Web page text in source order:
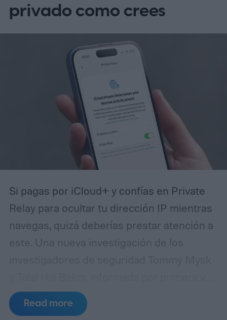
privado como crees
Si pagas por iCloud+ y confías en Private
Relay para ocultar tu dirección IP mientras
navegas, quizá deberías prestar atención a
este. Una nueva investigación de los
por 404 Media, revela que Private Relay no
oculta tu dirección IP tan bien como afirma
Read more